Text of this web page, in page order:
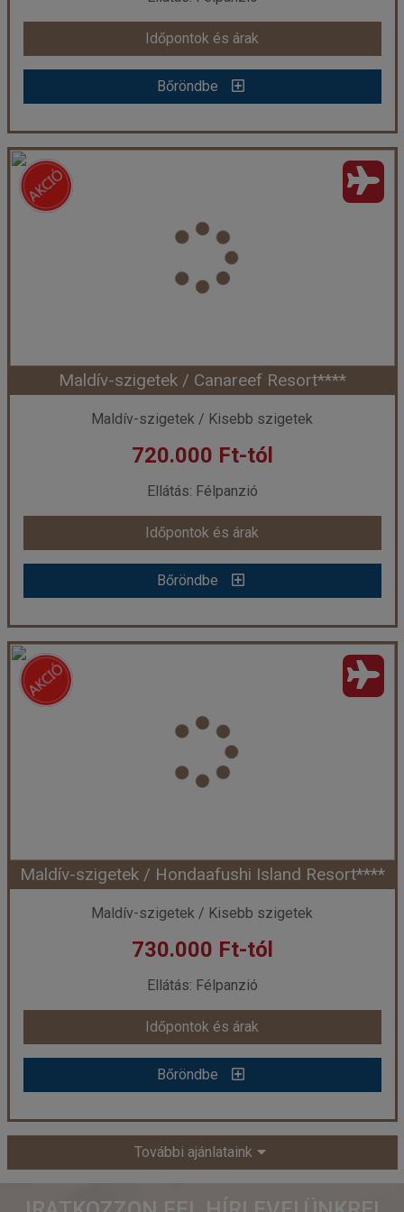
Időpontok és árak
Bőröndbe
Időpontok és árak
Bőröndbe
Maldív-szigetek / Bandos Island****
Észak-Male Atoll
Utazás módja:
Repülővel
Félpanzió
Szálláskategória:Hotel ****
Kétágyas szoba
Időpont: 2027-04-20 | 7 éj
már 719.000 Ft-tól
Időpontok és árak
Bőröndbe
Maldív-szigetek / Canareef Resort****
Maldív-szigetek / Kisebb szigetek
720.000 Ft-tól
Ellátás: Félpanzió
Időpontok és árak
Bőröndbe
Maldív-szigetek / Canareef Resort****
Város: Addu Atoll
Utazás módja:
Repülővel
Félpanzió
Szálláskategória:Hotel ****
Kétágyas szoba
Időpont: 2026-09-09 | 7 éj
már 720.000 Ft-tól
Időpontok és árak
Bőröndbe
Maldív-szigetek / Hondaafushi Island Resort****
Maldív-szigetek / Kisebb szigetek
730.000 Ft-tól
Ellátás: Félpanzió
Időpontok és árak
Bőröndbe
Maldív-szigetek / Hondaafushi Island Resort****
Ország:Maldív-szigetek
További ajánlataink